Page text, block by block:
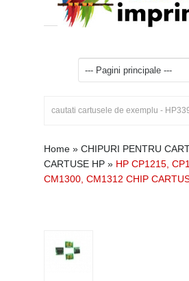
Home » CHIPURI PENTRU
CARTUSE HP » HP CP1215,
CM1300, CM1312 CHIP